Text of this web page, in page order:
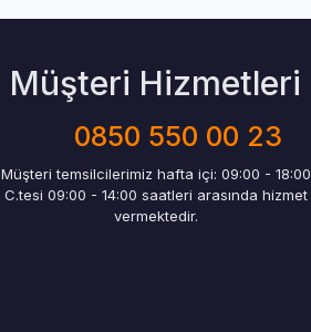
Müşteri Hizmetleri
0850 550 00 23
Müşteri temsilcilerimiz hafta içi: 09:00 - 18:00
C.tesi 09:00 - 14:00 saatleri arasında hizmet
vermektedir.